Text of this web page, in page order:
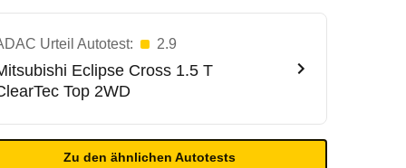
Urteil Autotest: 2.9
Eclipse Cross 1.5 T
Top 2WD
Zu den ähnlichen Autotests